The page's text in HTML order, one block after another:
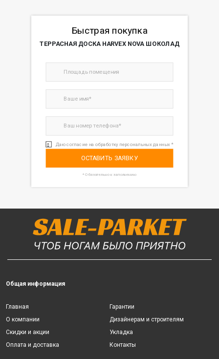
Быстрая покупка
ТЕРРАСНАЯ ДОСКА HARVEX NOVA ШОКОЛАД
Даю согласие на обработку персональных данных *
ОСТАВИТЬ ЗАЯВКУ
* Обязательно к заполнению
Общая информация
Главная
О компании
Скидки и акции
Оплата и доставка
Гарантии
Дизайнерам и строителям
Укладка
Контакты